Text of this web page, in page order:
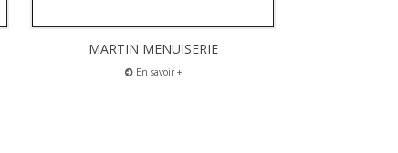
MARTIN MENUISERIE
En savoir +